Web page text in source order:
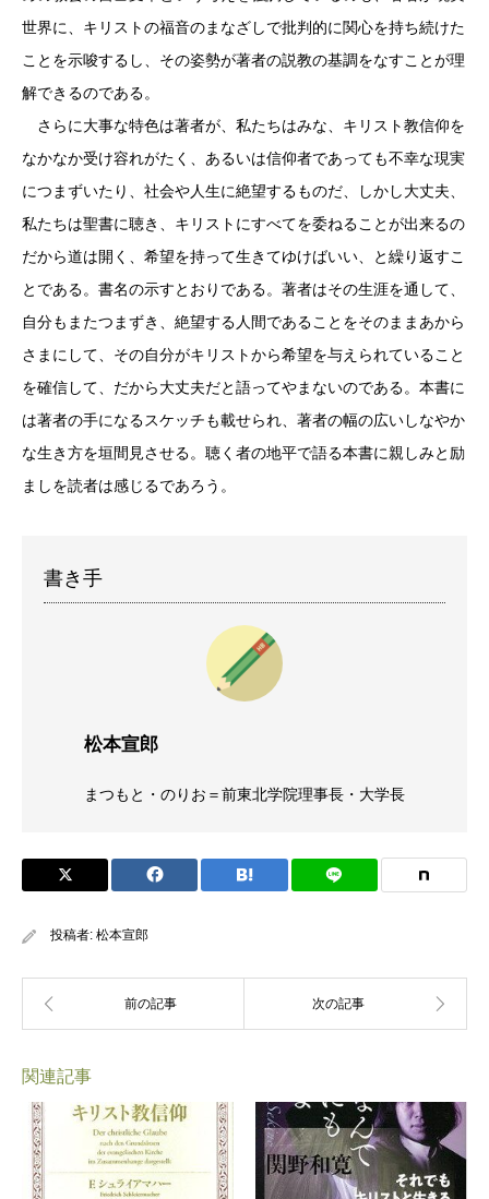
世界に、キリストの福音のまなざしで批判的に関心を持ち続けた
ことを示唆するし、その姿勢が著者の説教の基調をなすことが理
解できるのである。
さらに大事な特色は著者が、私たちはみな、キリスト教信仰を
なかなか受け容れがたく、あるいは信仰者であっても不幸な現実
につまずいたり、社会や人生に絶望するものだ、しかし大丈夫、
私たちは聖書に聴き、キリストにすべてを委ねることが出来るの
だから道は開く、希望を持って生きてゆけばいい、と繰り返すこ
とである。書名の示すとおりである。著者はその生涯を通して、
自分もまたつまずき、絶望する人間であることをそのままあから
さまにして、その自分がキリストから希望を与えられていること
を確信して、だから大丈夫だと語ってやまないのである。本書に
は著者の手になるスケッチも載せられ、著者の幅の広いしなやか
な生き方を垣間見させる。聴く者の地平で語る本書に親しみと励
ましを読者は感じるであろう。
書き手
松本宣郎
まつもと・のりお＝前東北学院理事長・大学長
投稿者: 松本宣郎
関連記事